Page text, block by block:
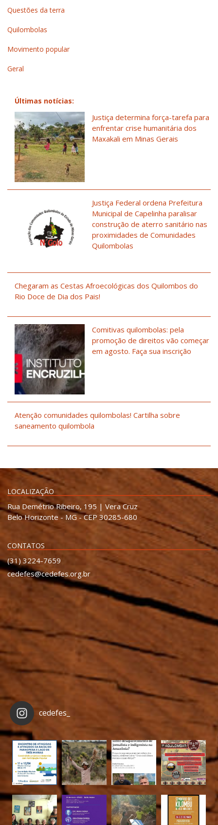
Questões da terra
Quilombolas
Movimento popular
Geral
Últimas notícias:
Justiça determina força-tarefa para
enfrentar crise humanitária dos
Maxakali em Minas Gerais
Justiça Federal ordena Prefeitura
Municipal de Capelinha paralisar
construção de aterro sanitário nas
proximidades de Comunidades
Quilombolas
Chegaram as Cestas Afroecológicas dos Quilombos do
Rio Doce de Dia dos Pais!
Comitivas quilombolas: pela
promoção de direitos vão começar
em agosto. Faça sua inscrição
Atenção comunidades quilombolas! Cartilha sobre
saneamento quilombola
LOCALIZAÇÃO
Rua Demétrio Ribeiro, 195 | Vera Cruz
Belo Horizonte - MG - CEP 30285-680
CONTATOS
(31) 3224-7659
cedefes@cedefes.org.br
cedefes_